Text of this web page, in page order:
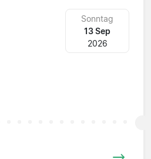
Sonntag
13 Sep
2026